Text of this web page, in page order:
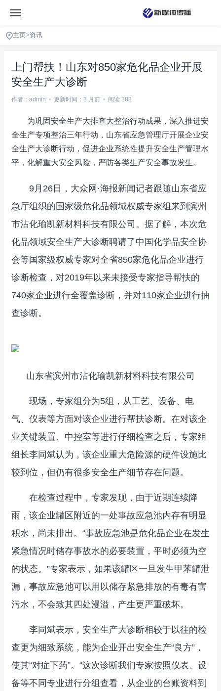
主页>资讯
上门帮扶！山东对850家危化品企业开展
安全生产大诊断
作者：admin • 更新时间：3 月前 • 阅读 383
为巩固安全生产大排查大整治行动成果，深入推进安
全生产专项整治三年行动，山东省应急管理厅开展企业安
全生产大诊断行动，促进企业系统性提升安全生产管理水
平，化解重大安全风险，严防各类生产安全事故发生。
9月26日，大众网·海报新闻记者跟随山东省应
急厅组织的国家级危化品领域权威专家组来到滨州
市沾化瑜凯新材料科技有限公司。据了解，本次危
化品领域安全生产大诊断聘请了中国化学品安全协
会等国家级权威专家对全省850家危化品企业进行
诊断检查，对2019年以来未接受专家指导帮扶的
740家企业进行全覆盖诊断，并对110家企业进行抽
查诊断。
山东省滨州市沾化瑜凯新材料科技有限公司
现场，专家组分为5组，从工艺、设备、电
气、仪表等方面对该企业进行帮扶诊断。在对该企
业关键装置、中控室等进行仔细检查之后，专家组
组长李同斌认为，该企业重大危险源的硬件设施比
较到位，但仍有很多安全生产细节存在问题。
在检查过程中，专家发现，由于近期连续降
雨，该企业罐区附近的一处事故应急池内存有明显
积水，尚未排出。“事故应急池是危化品企业在发生
紧急情况时储存事故水的必要装置，平时必须为空
的状态。”专家表示，如果该罐区一旦发生甲苯罐泄
漏，事故应急池可以用以储存紧急排放的有毒有害
污水，不会致其四处漫溢，产生更严重破坏。
李同斌表示，安全生产大诊断相较于以往的检
查更为细致系统，能为企业开出安全生产“良方”，
使其“对症下药”。“这次诊断我们专家按照仪表、设
备等不同专业进行分组查看，从企业的台账资料到